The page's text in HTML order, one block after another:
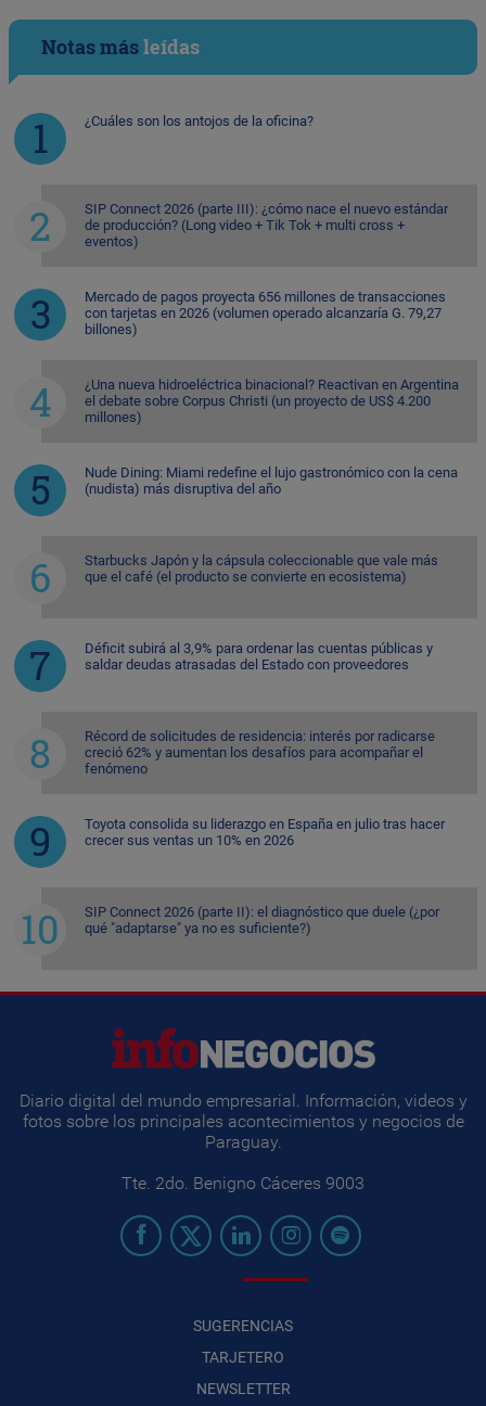
Notas másleídas
¿Cuáles son los antojos de la oficina?
SIP Connect 2026 (parte III): ¿cómo nace el nuevo estándar
de producción? (Long video + Tik Tok + multi cross +
eventos)
Mercado de pagos proyecta 656 millones de transacciones
con tarjetas en 2026 (volumen operado alcanzaría G. 79,27
billones)
¿Una nueva hidroeléctrica binacional? Reactivan en Argentina
el debate sobre Corpus Christi (un proyecto de US$ 4.200
millones)
Nude Dining: Miami redefine el lujo gastronómico con la cena
(nudista) más disruptiva del año
Starbucks Japón y la cápsula coleccionable que vale más
que el café (el producto se convierte en ecosistema)
Déficit subirá al 3,9% para ordenar las cuentas públicas y
saldar deudas atrasadas del Estado con proveedores
Récord de solicitudes de residencia: interés por radicarse
creció 62% y aumentan los desafíos para acompañar el
fenómeno
Toyota consolida su liderazgo en España en julio tras hacer
crecer sus ventas un 10% en 2026
SIP Connect 2026 (parte II): el diagnóstico que duele (¿por
qué "adaptarse" ya no es suficiente?)
Diario digital del mundo empresarial. Información, videos y
fotos sobre los principales acontecimientos y negocios de
Paraguay.
Tte. 2do. Benigno Cáceres 9003
SUGERENCIAS
TARJETERO
NEWSLETTER